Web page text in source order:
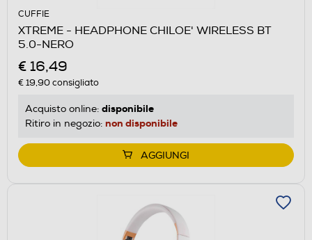
CUFFIE
XTREME - HEADPHONE CHILOE' WIRELESS BT
5.0-NERO
€ 16,49
€ 19,90consigliato
Acquisto online: disponibile
Ritiro in negozio: non disponibile
AGGIUNGI